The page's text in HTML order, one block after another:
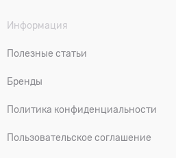
Информация
Полезные статьи
Бренды
Политика конфиденциальности
Пользовательское соглашение